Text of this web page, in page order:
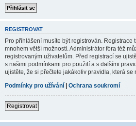
REGISTROVAT
Pro přihlášení musíte být registrován. Registrace
mnohem větší možnosti. Administrátor fóra též
registrovaným uživatelům. Před registrací se
s našimi podmínkami pro použití a s dalšími
ujistěte, že si přečtete jakákoliv pravidla, která se
Podmínky pro užívání | Ochrana soukromí
Registrovat